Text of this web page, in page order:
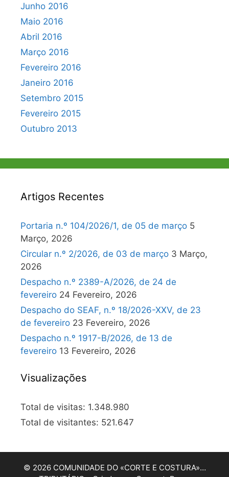
Junho 2016
Maio 2016
Abril 2016
Março 2016
Fevereiro 2016
Janeiro 2016
Setembro 2015
Fevereiro 2015
Outubro 2013
Artigos Recentes
Portaria n.º 104/2026/1, de 05 de março 5
Março, 2026
Circular n.º 2/2026, de 03 de março 3 Março,
2026
Despacho n.º 2389-A/2026, de 24 de
fevereiro 24 Fevereiro, 2026
Despacho do SEAF, n.º 18/2026-XXV, de 23
de fevereiro 23 Fevereiro, 2026
Despacho n.º 1917-B/2026, de 13 de
fevereiro 13 Fevereiro, 2026
Visualizações
Total de visitas: 1.348.980
Total de visitantes: 521.647
© 2026 COMUNIDADE DO «CORTE E COSTURA»…